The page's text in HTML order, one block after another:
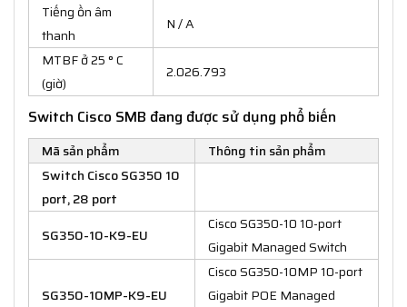
Tiếng ồn âm
thanh
N / A
MTBF ở 25 ° C
(giờ)
2.026.793
Switch Cisco SMB đang được sử dụng phổ biến
Mã sản phẩm
Thông tin sản phẩm
Switch Cisco SG350 10
port, 28 port
SG350-10-K9-EU
Cisco SG350-10 10-port
Gigabit Managed Switch
SG350-10MP-K9-EU
Cisco SG350-10MP 10-port
Gigabit POE Managed